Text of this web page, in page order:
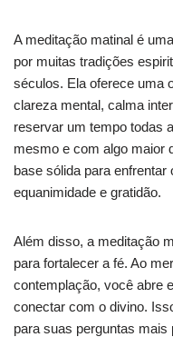
A meditação matinal é
por muitas tradições
séculos. Ela oferece uma
clareza mental, calma
reservar um tempo todas
mesmo e com algo maior
base sólida para
equanimidade e gratidão.
Além disso, a meditação
para fortalecer a fé. Ao
contemplação, você abre
conectar com o divino.
para suas perguntas mais